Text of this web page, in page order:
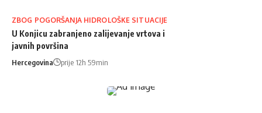
ZBOG POGORŠANJA HIDROLOŠKE SITUACIJE
U Konjicu zabranjeno zalijevanje vrtova i
javnih površina
Hercegovina prije 12h 59min